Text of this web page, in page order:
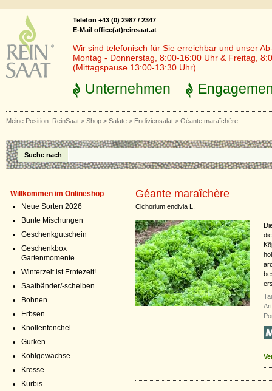
Telefon +43 (0) 2987 / 2347
E-Mail office(at)reinsaat.at
Wir sind telefonisch für Sie erreichbar und unser
Montag - Donnerstag, 8:00-16:00 Uhr & Freitag,
(Mittagspause 13:00-13:30 Uhr)
Unternehmen
Meine Position: ReinSaat > Shop > Salate > Endiviensalat > Géante maraîchère
Suche nach
Willkommen im Onlineshop
Neue Sorten 2026
Bunte Mischungen
Geschenkgutschein
Geschenkbox
Gartenmomente
Winterzeit ist Erntezeit!
Saatbänder/-scheiben
Bohnen
Erbsen
Knollenfenchel
Gurken
Kohlgewächse
Kresse
Kürbis
Géante maraîchère
Cichorium endivia L.